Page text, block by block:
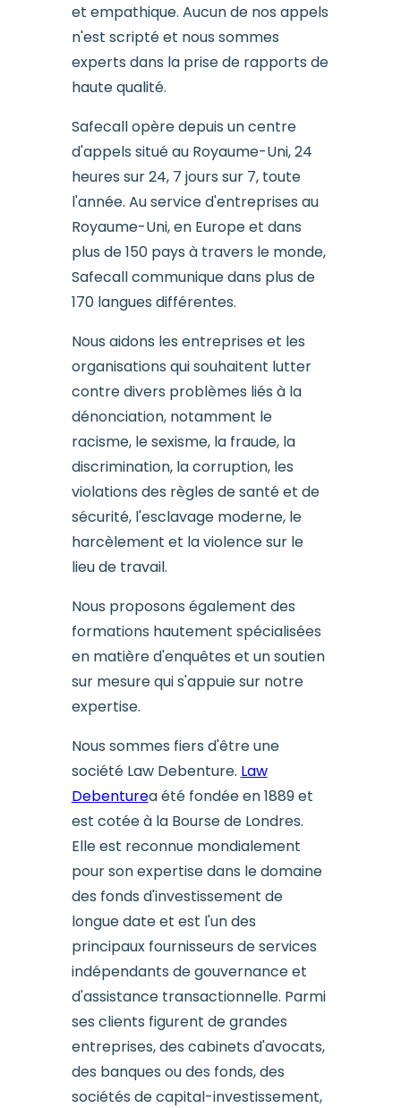
et empathique. Aucun de nos appels
n'est scripté et nous sommes
experts dans la prise de rapports de
haute qualité.
Safecall opère depuis un centre
d'appels situé au Royaume-Uni, 24
heures sur 24, 7 jours sur 7, toute
l'année. Au service d'entreprises au
Royaume-Uni, en Europe et dans
plus de 150 pays à travers le monde,
Safecall communique dans plus de
170 langues différentes.
Nous aidons les entreprises et les
organisations qui souhaitent lutter
contre divers problèmes liés à la
dénonciation, notamment le
racisme, le sexisme, la fraude, la
discrimination, la corruption, les
violations des règles de santé et de
sécurité, l'esclavage moderne, le
harcèlement et la violence sur le
lieu de travail.
Nous proposons également des
formations hautement spécialisées
en matière d'enquêtes et un soutien
sur mesure qui s'appuie sur notre
expertise.
Nous sommes fiers d'être une
société Law Debenture. Law
Debenturea été fondée en 1889 et
est cotée à la Bourse de Londres.
Elle est reconnue mondialement
pour son expertise dans le domaine
des fonds d'investissement de
longue date et est l'un des
principaux fournisseurs de services
indépendants de gouvernance et
d'assistance transactionnelle. Parmi
ses clients figurent de grandes
entreprises, des cabinets d'avocats,
des banques ou des fonds, des
sociétés de capital-investissement,